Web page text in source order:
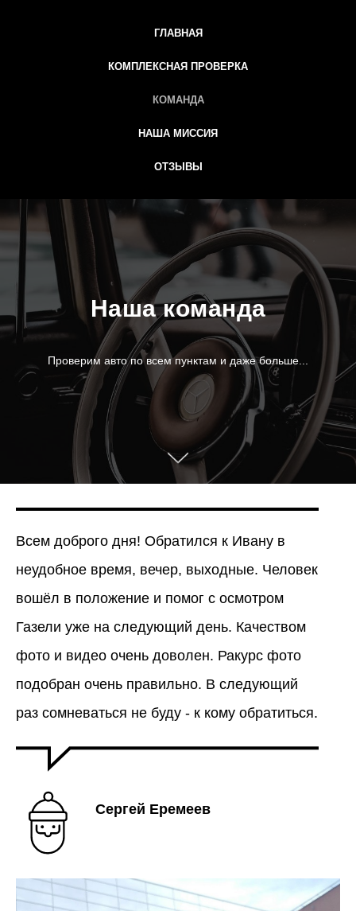
ГЛАВНАЯ
КОМПЛЕКСНАЯ ПРОВЕРКА
КОМАНДА
НАША МИССИЯ
ОТЗЫВЫ
Наша команда
Проверим авто по всем пунктам и даже больше...
Всем доброго дня! Обратился к Ивану в
неудобное время, вечер, выходные. Человек
вошёл в положение и помог с осмотром
Газели уже на следующий день. Качеством
фото и видео очень доволен. Ракурс фото
подобран очень правильно. В следующий
раз сомневаться не буду - к кому обратиться.
Сергей Еремеев